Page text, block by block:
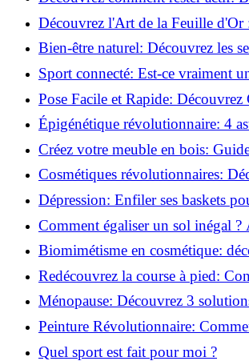
toujours possible!
Découvrez l'Art de la Feuille d'Or
Incontournables pour Réussir!
Bien-être naturel: Découvrez les
vie saine!
Sport connecté: Est-ce vraiment
pour vous?
Pose Facile et Rapide: Découvrez
Monter des Carreaux de Béton
Épigénétique révolutionnaire: 4
pour transformer votre bien-être!
Créez votre meuble en bois:
pour débutants!
Cosmétiques révolutionnaires:
comment les fermes verticales
beauté!
Dépression: Enfiler ses baskets
solution!
Comment égaliser un sol inégal ?
infaillibles pour réussir !
Biomimétisme en cosmétique:
la nature inspire l'avenir des soins
Redécouvrez la course à pied:
pour reprendre!
Ménopause: Découvrez 3
les bouffées de chaleur!
Peinture Révolutionnaire:
Deux Couleurs Sur Une Porte!
Quel sport est fait pour moi ?